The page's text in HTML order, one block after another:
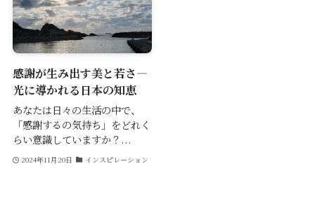
感謝が生み出す美と若さ―
光に導かれる日本の知恵
あなたは日々の生活の中で、
「感謝するの気持ち」をどれく
らい意識していますか？...
2024年11月20日 インスピレーション